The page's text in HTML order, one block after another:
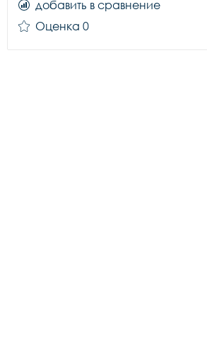
добавить в сравнение
Оценка 0